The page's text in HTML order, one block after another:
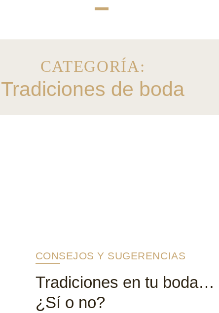
CATEGORÍA:
Tradiciones de boda
CONSEJOS Y SUGERENCIAS
Tradiciones en tu boda…
¿Sí o no?